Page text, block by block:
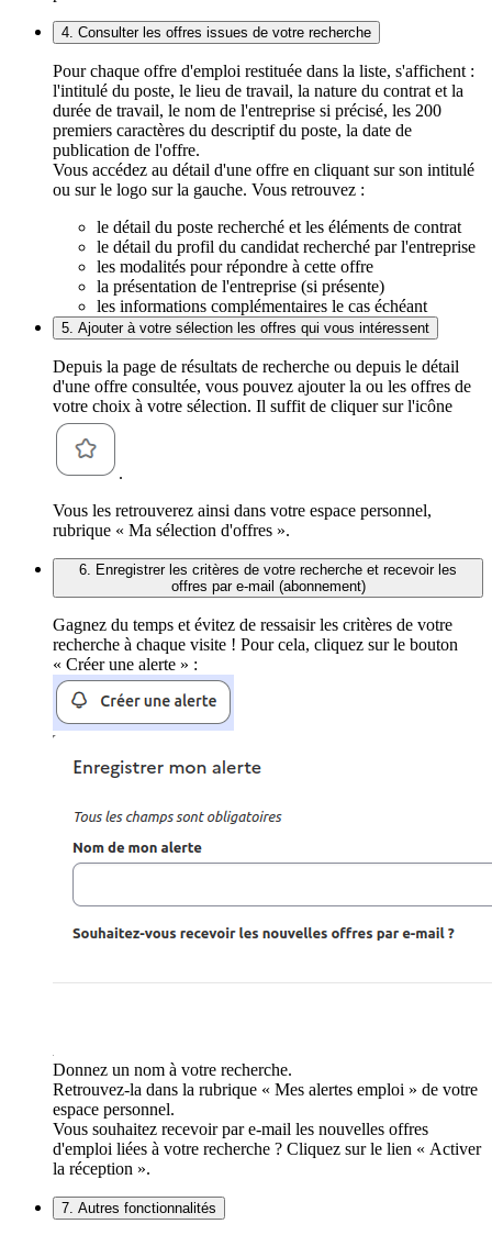
4. Consulter les offres issues de votre recherche
Pour chaque offre d'emploi restituée dans la liste, s'affichent :
l'intitulé du poste, le lieu de travail, la nature du contrat et la
durée de travail, le nom de l'entreprise si précisé, les 200
premiers caractères du descriptif du poste, la date de
publication de l'offre.
Vous accédez au détail d'une offre en cliquant sur son intitulé
ou sur le logo sur la gauche. Vous retrouvez :
le détail du poste recherché et les éléments de contrat
le détail du profil du candidat recherché par l'entreprise
les modalités pour répondre à cette offre
la présentation de l'entreprise (si présente)
les informations complémentaires le cas échéant
5. Ajouter à votre sélection les offres qui vous intéressent
Depuis la page de résultats de recherche ou depuis le détail
d'une offre consultée, vous pouvez ajouter la ou les offres de
votre choix à votre sélection. Il suffit de cliquer sur l'icône
.
Vous les retrouverez ainsi dans votre espace personnel,
rubrique « Ma sélection d'offres ».
6. Enregistrer les critères de votre recherche et recevoir les
offres par e-mail (abonnement)
Gagnez du temps et évitez de ressaisir les critères de votre
recherche à chaque visite ! Pour cela, cliquez sur le bouton
« Créer une alerte » :
Donnez un nom à votre recherche.
Retrouvez-la dans la rubrique « Mes alertes emploi » de votre
espace personnel.
Vous souhaitez recevoir par e-mail les nouvelles offres
d'emploi liées à votre recherche ? Cliquez sur le lien « Activer
la réception ».
7. Autres fonctionnalités